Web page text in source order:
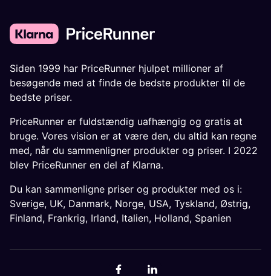
Siden 1999 har PriceRunner hjulpet millioner af
besøgende med at finde de bedste produkter til de
bedste priser.
PriceRunner er fuldstændig uafhængig og gratis at
bruge. Vores vision er at være den, du altid kan regne
med, når du sammenligner produkter og priser. I 2022
blev PriceRunner en del af Klarna.
Du kan sammenligne priser og produkter med os i:
Sverige, UK, Danmark, Norge, USA, Tyskland, Østrig,
Finland, Frankrig, Irland, Italien, Holland, Spanien